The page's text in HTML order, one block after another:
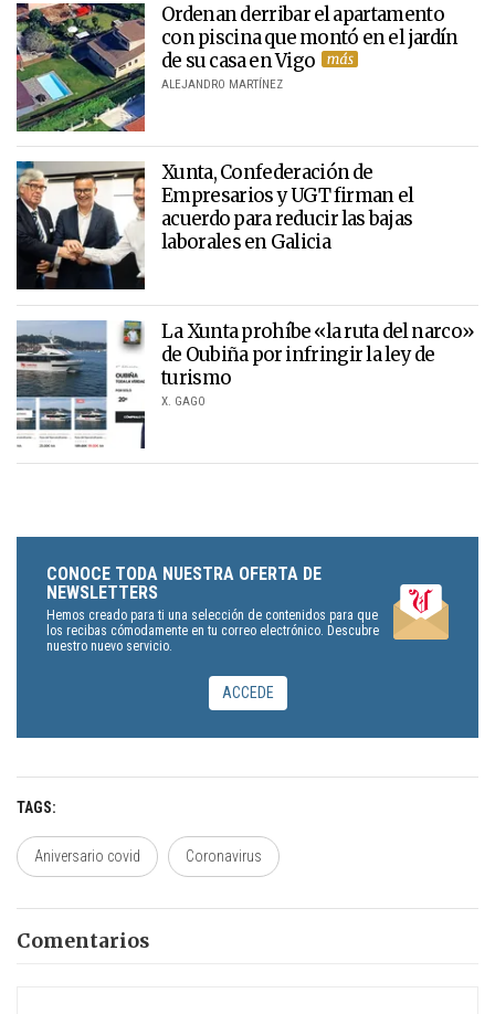
Ordenan derribar el apartamento
con piscina que montó en el jardín
de su casa en Vigo
ALEJANDRO MARTÍNEZ
Xunta, Confederación de
Empresarios y UGT firman el
acuerdo para reducir las bajas
laborales en Galicia
La Xunta prohíbe «la ruta del narco»
de Oubiña por infringir la ley de
turismo
X. GAGO
CONOCE TODA NUESTRA OFERTA DE
NEWSLETTERS
Hemos creado para ti una selección de contenidos para que
los recibas cómodamente en tu correo electrónico. Descubre
nuestro nuevo servicio.
ACCEDE
TAGS
Aniversario covid Coronavirus
Comentarios